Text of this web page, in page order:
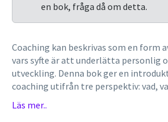
en bok, fråga då om detta.
Coaching kan beskrivas som en form
vars syfte är att underlätta personlig
utveckling. Denna bok ger en
coaching utifrån tre perspektiv: vad,
ger en bild av vad coaching innebär
som är kännetecknande för denna
Läs mer..